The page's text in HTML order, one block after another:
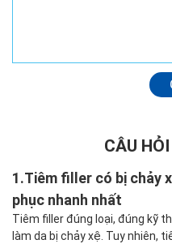
CÂU
1.Tiêm filler có bị chảy
phục nhanh nhất
Tiêm filler đúng loại, đúng kỹ
làm da bị chảy xệ. Tuy nhiên,